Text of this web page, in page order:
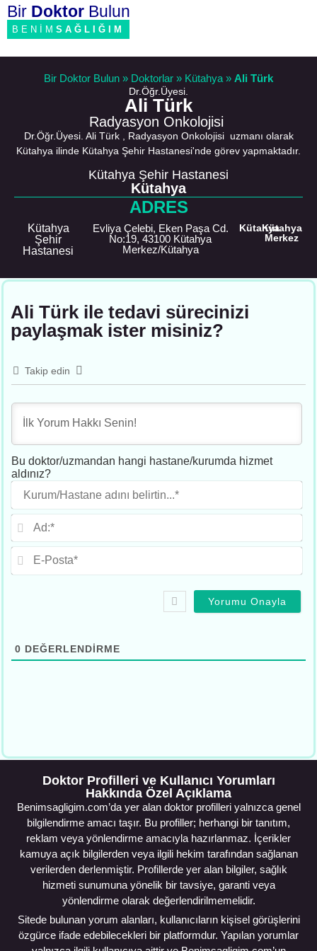
Bir Doktor Bulun
BENİM SAĞLIĞIM
Bir Doktor Bulun » Doktorlar » Kütahya » Ali Türk
Dr.Öğr.Üyesi.
Ali Türk
Radyasyon Onkolojisi
Dr.Öğr.Üyesi. Ali Türk , Radyasyon Onkolojisi uzmanı olarak
Kütahya ilinde Kütahya Şehir Hastanesi'nde görev yapmaktadır.
Kütahya Şehir Hastanesi
Kütahya
ADRES
Kütahya
Şehir
Hastanesi
Evliya Çelebi, Eken Paşa Cd.
No:19, 43100 Kütahya
Merkez/Kütahya
KütahyaKütahya
Merkez
Ali Türk ile tedavi sürecinizi
paylaşmak ister misiniz?
Takip edin
Bu doktor/uzmandan hangi hastane/kurumda hizmet
aldınız?
E-
0 DEĞERLENDIRME
Doktor Profilleri ve Kullanıcı Yorumları
Hakkında Özel Açıklama
Benimsagligim.com’da yer alan doktor profilleri yalnızca genel
bilgilendirme amacı taşır. Bu profiller; herhangi bir tanıtım,
reklam veya yönlendirme amacıyla hazırlanmaz. İçerikler
kamuya açık bilgilerden veya ilgili hekim tarafından sağlanan
verilerden derlenmiştir. Profillerde yer alan bilgiler, sağlık
hizmeti sunumuna yönelik bir tavsiye, garanti veya
yönlendirme olarak değerlendirilmemelidir.
Sitede bulunan yorum alanları, kullanıcıların kişisel görüşlerini
özgürce ifade edebilecekleri bir platformdur. Yapılan yorumlar